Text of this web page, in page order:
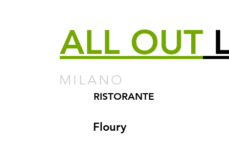
ALL OUT
MILANO
RISTORANTE
Floury